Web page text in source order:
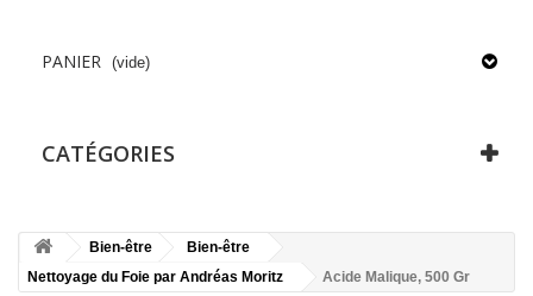
PANIER (vide)
CATÉGORIES
Bien-être
Bien-être
Nettoyage du Foie par Andréas Moritz
Acide Malique, 500 Gr